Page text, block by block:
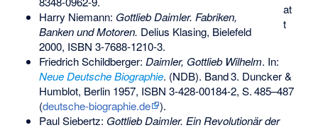
at
t
Harry Niemann: Gottlieb Daimler. Fabriken,
Banken und Motoren. Delius Klasing, Bielefeld
2000, ISBN 3-7688-1210-3.
Friedrich Schildberger: Daimler, Gottlieb Wilhelm. In:
Neue Deutsche Biographie. (NDB). Band3. Duncker &
Humblot, Berlin 1957, ISBN 3-428-00184-2, S.485–487
(deutsche-biographie.de
).
Paul Siebertz: Gottlieb Daimler. Ein Revolutionär der